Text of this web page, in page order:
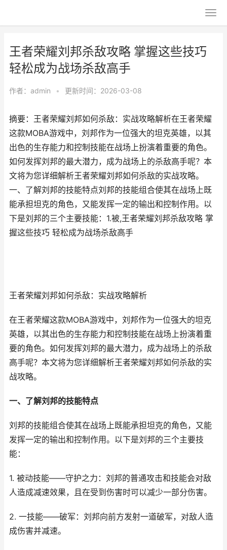
王者荣耀刘邦杀敌攻略 掌握这些技巧
轻松成为战场杀敌高手
作者： admin • 更新时间：2026-03-08
摘要：王者荣耀刘邦如何杀敌：实战攻略解析在王者荣耀
这款MOBA游戏中，刘邦作为一位强大的坦克英雄，以其
出色的生存能力和控制技能在战场上扮演着重要的角色。
如何发挥刘邦的最大潜力，成为战场上的杀敌高手呢？本
文将为您详细解析王者荣耀刘邦如何杀敌的实战攻略。
一、了解刘邦的技能特点刘邦的技能组合使其在战场上既
能承担坦克的角色，又能发挥一定的输出和控制作用。以
下是刘邦的三个主要技能：1.被,王者荣耀刘邦杀敌攻略 掌
握这些技巧 轻松成为战场杀敌高手
王者荣耀刘邦如何杀敌：实战攻略解析
在王者荣耀这款MOBA游戏中，刘邦作为一位强大的坦克
英雄，以其出色的生存能力和控制技能在战场上扮演着重
要的角色。如何发挥刘邦的最大潜力，成为战场上的杀敌
高手呢？本文将为您详细解析王者荣耀刘邦如何杀敌的实
战攻略。
一、了解刘邦的技能特点
刘邦的技能组合使其在战场上既能承担坦克的角色，又能
发挥一定的输出和控制作用。以下是刘邦的三个主要技
能：
1. 被动技能——守护之力：刘邦的普通攻击和技能会对敌
人造成减速效果，且在受到伤害时可以减少一部分伤害。
2. 一技能——破军：刘邦向前方发射一道破军，对敌人造
成伤害并减速。